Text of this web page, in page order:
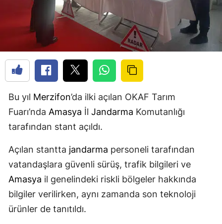
Bu yıl Merzifon’da ilki açılan OKAF Tarım
Fuarı’nda Amasya İl Jandarma Komutanlığı
tarafından stant açıldı.
Açılan stantta jandarma personeli tarafından
vatandaşlara güvenli sürüş, trafik bilgileri ve
Amasya il genelindeki riskli bölgeler hakkında
bilgiler verilirken, aynı zamanda son teknoloji
ürünler de tanıtıldı.